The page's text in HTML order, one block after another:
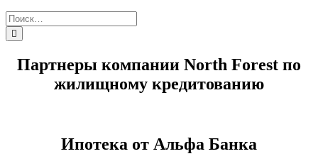
Партнеры компании North Forest по
жилищному кредитованию
Ипотека от Альфа Банка